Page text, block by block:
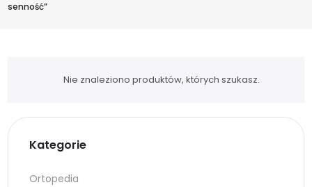
senność”
Nie znaleziono produktów, których szukasz.
Kategorie
Ortopedia